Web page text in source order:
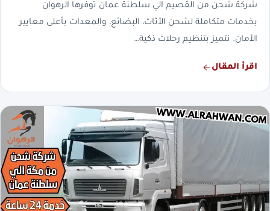
شركة شحن من القصيم الي سلطنة عمان توفرها الرهوان
بخدمات متكاملة لشحن الأثاث، البضائع، والمعدات بأعلى معايير
الأمان. نتميز بتنظيم رحلات ذكية…
اقرأ المقال